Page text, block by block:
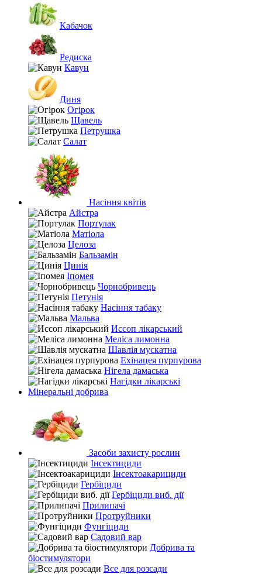
Кабачок
Редиска
Кавун
Диня
Огірок
Щавель
Петрушка
Салат
Насіння квітів
Айстра
Портулак
Матіола
Целоза
Бальзамін
Цинія
Іпомея
Чорнобривець
Петунія
Насіння табаку
Мальва
Иссоп лікарський
Меліса лимонна
Шавлія мускатна
Ехінацея пурпурова
Нігела дамаська
Нагідки лікарські
Мінеральні добрива
Засоби захисту рослин
Інсектициди
Інсектоакарициди
Гербіциди
Гербіциди виб. дії
Прилипачі
Протруйники
Фунгіциди
Садовий вар
Добрива та
біостимулятори
Все для розсади